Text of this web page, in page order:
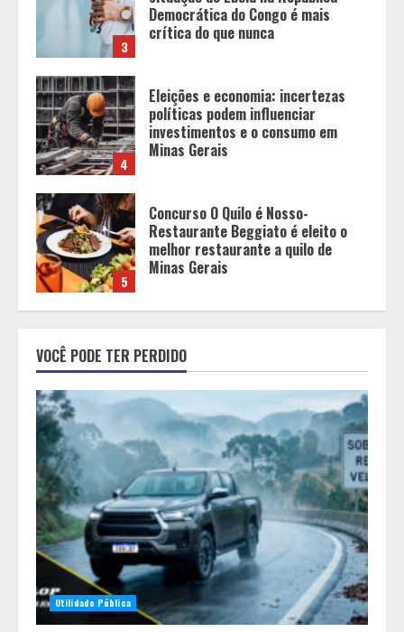
4
investimentos e o consumo em
Minas Gerais
5
Concurso O Quilo é Nosso-
Restaurante Beggiato é eleito o
melhor restaurante a quilo de
Minas Gerais
1
Você sabia que o frio também afeta
os pneus? Veja cuidados
fundamentais antes de pegar a
estrada no inverno
2
transformar o WhatsApp em um
canal menos confiável para os
usuários, diz especialista
3
Médicos Sem Fronteiras: a
situação do Ebola na República
Democrática do Congo é mais
crítica do que nunca
Eleições e economia: incertezas
políticas podem influenciar
investimentos e o consumo em
Minas Gerais
VOCÊ PODE TER PERDIDO
Utilidade Pública